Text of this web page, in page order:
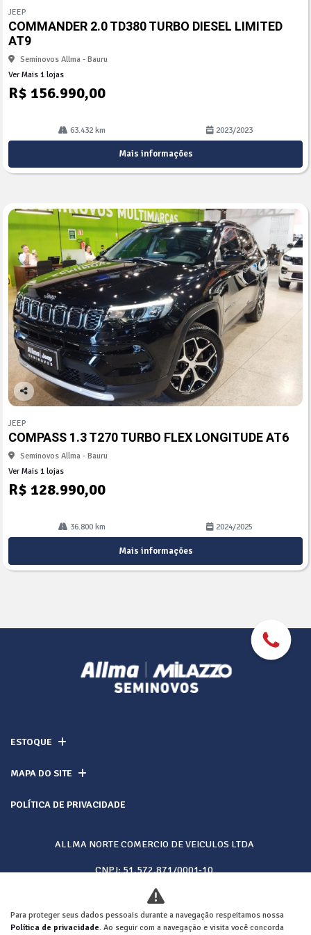
arti
lhe
JEEP
COMMANDER 2.0 TD380 TURBO DIESEL LIMITED
AT9
Seminovos Allma - Bauru
Ver Mais 1 lojas
R$ 156.990,00
63.432 km 2023/2023
Mais informações
Co
arti
lhe
JEEP
COMPASS 1.3 T270 TURBO FLEX LONGITUDE AT6
Seminovos Allma - Bauru
Ver Mais 1 lojas
R$ 128.990,00
36.800 km 2024/2025
Mais informações
ESTOQUE
MAPA DO SITE
POLÍTICA DE PRIVACIDADE
ALLMA NORTE COMERCIO DE VEICULOS LTDA
CNPJ: 51.572.871/0001-10
Desacelere. Seu bem maior é a vida.
Para proteger seus dados pessoais durante a navegação respeitamos nossa
Política de privacidade. Ao seguir com a navegação e visita você concorda